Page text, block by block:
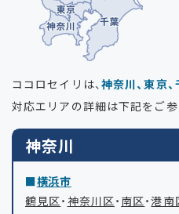
ココロセイリは、神奈川、東京
対応エリアの詳細は下記をご参
神奈川
横浜市
鶴見区・ 神奈川区・ 南区・港南